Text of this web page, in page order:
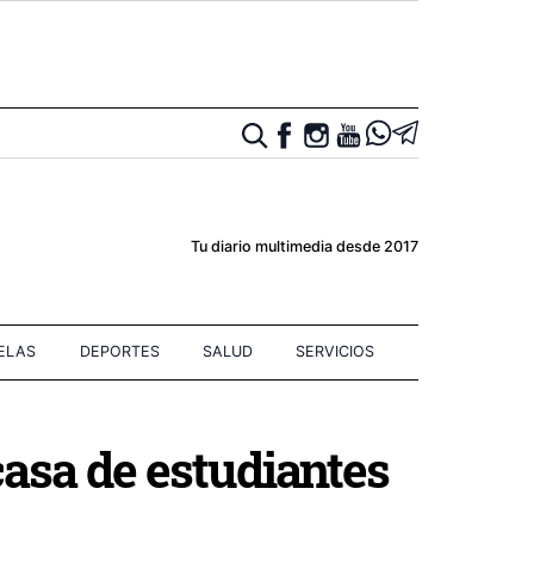
Tu diario multimedia desde 2017
DEPORTES SALUD SERVICIOS
de estudiantes